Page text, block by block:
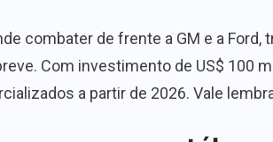
combater de frente a GM e a
Com investimento de US$ 100
a partir de 2026. Vale